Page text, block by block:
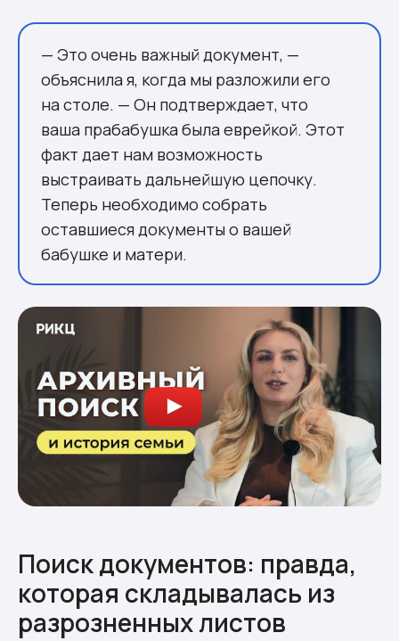
— Это очень важный документ, —
объяснила я, когда мы разложили его
на столе. — Он подтверждает, что
ваша прабабушка была еврейкой. Этот
факт дает нам возможность
выстраивать дальнейшую цепочку.
Теперь необходимо собрать
оставшиеся документы о вашей
бабушке и матери.
Поиск документов: правда,
которая складывалась из
разрозненных листов